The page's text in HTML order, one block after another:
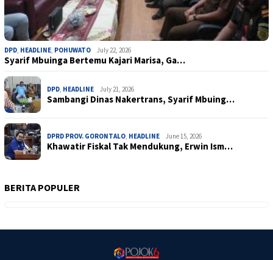
DPD, HEADLINE, POHUWATO July 22, 2026
Syarif Mbuinga Bertemu Kajari Marisa, Ga…
DPD, HEADLINE July 21, 2026
Sambangi Dinas Nakertrans, Syarif Mbuing…
DPRD PROV. GORONTALO, HEADLINE June 15, 2026
Khawatir Fiskal Tak Mendukung, Erwin Ism…
BERITA POPULER